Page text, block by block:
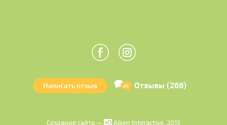
Написать отзыв Отзывы (268)
Создание сайта — Aiken Interactive, 2015